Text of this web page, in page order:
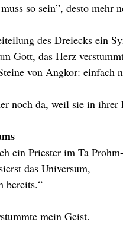
so sein”, desto mehr
des Dreiecks ein
Gott, das Herz
von Angkor: einfach
noch da, weil sie in ihrer
ein Priester im Ta
das Universum,
bereits.“
mein Geist.